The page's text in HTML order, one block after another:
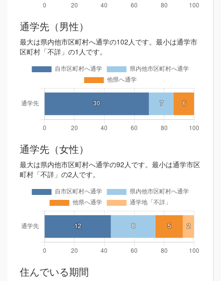
通学先（男性）
最大は県内他市区町村へ通学の102人です。最小は通学市
区町村「不詳」の1人です。
通学先（女性）
最大は県内他市区町村へ通学の92人です。最小は通学市区
町村「不詳」の2人です。
住んでいる期間